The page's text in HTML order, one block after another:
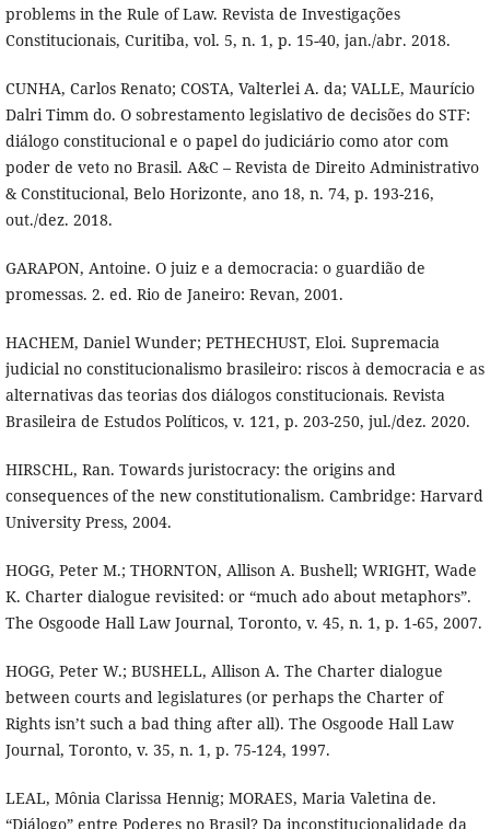
problems in the Rule of Law. Revista de Investigações
Constitucionais, Curitiba, vol. 5, n. 1, p. 15-40, jan./abr. 2018.
CUNHA, Carlos Renato; COSTA, Valterlei A. da; VALLE, Maurício
Dalri Timm do. O sobrestamento legislativo de decisões do STF:
diálogo constitucional e o papel do judiciário como ator com
poder de veto no Brasil. A&C – Revista de Direito Administrativo
& Constitucional, Belo Horizonte, ano 18, n. 74, p. 193-216,
out./dez. 2018.
GARAPON, Antoine. O juiz e a democracia: o guardião de
promessas. 2. ed. Rio de Janeiro: Revan, 2001.
HACHEM, Daniel Wunder; PETHECHUST, Eloi. Supremacia
judicial no constitucionalismo brasileiro: riscos à democracia e as
alternativas das teorias dos diálogos constitucionais. Revista
Brasileira de Estudos Políticos, v. 121, p. 203-250, jul./dez. 2020.
HIRSCHL, Ran. Towards juristocracy: the origins and
consequences of the new constitutionalism. Cambridge: Harvard
University Press, 2004.
HOGG, Peter M.; THORNTON, Allison A. Bushell; WRIGHT, Wade
K. Charter dialogue revisited: or “much ado about metaphors”.
The Osgoode Hall Law Journal, Toronto, v. 45, n. 1, p. 1-65, 2007.
HOGG, Peter W.; BUSHELL, Allison A. The Charter dialogue
between courts and legislatures (or perhaps the Charter of
Rights isn’t such a bad thing after all). The Osgoode Hall Law
Journal, Toronto, v. 35, n. 1, p. 75-124, 1997.
LEAL, Mônia Clarissa Hennig; MORAES, Maria Valetina de.
“Diálogo” entre Poderes no Brasil? Da inconstitucionalidade da